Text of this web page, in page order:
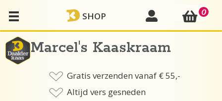
naar
de
inhoud
SHOP mijn account 0
Marcel's Kaaskraam
Gratis verzenden vanaf € 55,-
Altijd vers gesneden